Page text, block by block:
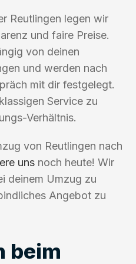
Reutlingen legen wir
und faire Preise.
von deinen
und werden nach
mit dir festgelegt.
Service zu
Verhältnis.
von Reutlingen nach
uns noch heute! Wir
deinem Umzug zu
Angebot zu
beim